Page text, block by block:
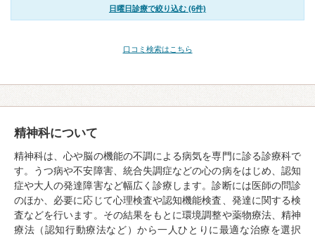
日曜日診療で絞り込む (6件)
口コミ検索はこちら
精神科について
精神科は、心や脳の機能の不調による病気を専門に診る診療科で
す。うつ病や不安障害、統合失調症などの心の病をはじめ、認知
症や大人の発達障害など幅広く診療します。診断には医師の問診
のほか、必要に応じて心理検査や認知機能検査、発達に関する検
査などを行います。その結果をもとに環境調整や薬物療法、精神
療法（認知行動療法など）から一人ひとりに最適な治療を選択